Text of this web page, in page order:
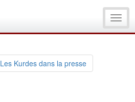
Les Kurdes dans la presse